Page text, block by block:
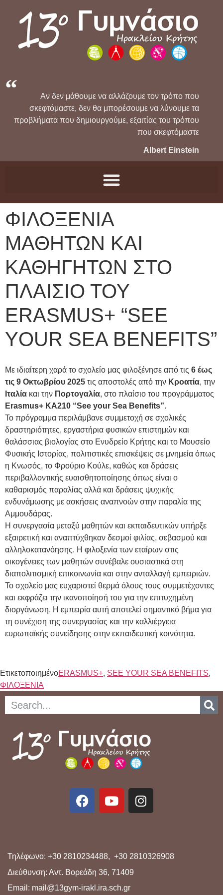
Αν δεν μάθουμε να αλλάζουμε τον τρόπο που
σκεφτόμαστε, δεν θα μπορέσουμε να λύνουμε τα
προβλήματα που δημιουργούμε, εξαιτίας του τρόπου
που σκεφτόμαστε
Albert Einstein
ΦΙΛΟΞΕΝΙΑ
ΜΑΘΗΤΩΝ ΚΑΙ
ΚΑΘΗΓΗΤΩΝ ΣΤΟ
ΠΛΑΙΣΙΟ ΤΟΥ
ERASMUS+ “SEE
YOUR SEA BENEFITS”
Με ιδιαίτερη χαρά το σχολείο μας φιλοξένησε από τις 6 έως
τις 9 Οκτωβρίου 2025 τις αποστολές από την Κροατία, την
Ιταλία και την Πορτογαλία, στο πλαίσιο του προγράμματος
Erasmus+ KA210 “See your Sea Benefits”.
Το πρόγραμμα περιλάμβανε συμμετοχή σε σχολικές
δραστηριότητες, εργαστήρια φυσικών επιστημών και
θαλάσσιας βιολογίας στο Ενυδρείο Κρήτης και το Μουσείο
Φυσικής Ιστορίας, πολιτιστικές επισκέψεις σε μνημεία όπως
η Κνωσός, το Φρούριο Κούλε, καθώς και δράσεις
περιβαλλοντικής ευαισθητοποίησης όπως είναι ο
καθαρισμός παραλίας αλλά και δράσεις ψυχικής
ενδυνάμωσης με ασκήσεις αναπνοών στην παραλία της
Αμμουδάρας.
Η συνεργασία μεταξύ μαθητών και εκπαιδευτικών υπήρξε
εξαιρετική και αναπτύχθηκαν δεσμοί φιλίας, σεβασμού και
αλληλοκατανόησης. Η φιλοξενία των εταίρων στις
οικογένειες των μαθητών συνέβαλε ουσιαστικά στη
διαπολιτισμική επικοινωνία και στην ανταλλαγή εμπειριών.
Το σχολείο μας ευχαριστεί θερμά όλους τους συμμετέχοντες
και εκφράζει την ικανοποίησή του για την επιτυχημένη
διοργάνωση. Η εμπειρία αυτή αποτελεί σημαντικό βήμα για
τη συνέχιση της συνεργασίας και την καλλιέργεια
ευρωπαϊκής συνείδησης στην εκπαιδευτική κοινότητα.
ΕτικετοποιημένοERASMUS+, SEE YOUR SEA BENEFITS,
ΦΙΛΟΞΕΝΙΑ
Τηλέφωνο: +30 2810234488, +30 2810326908
Διεύθυνση: Αντ. Βορεάδη 36, 71409
Email: mail@13gym-irakl.ira.sch.gr